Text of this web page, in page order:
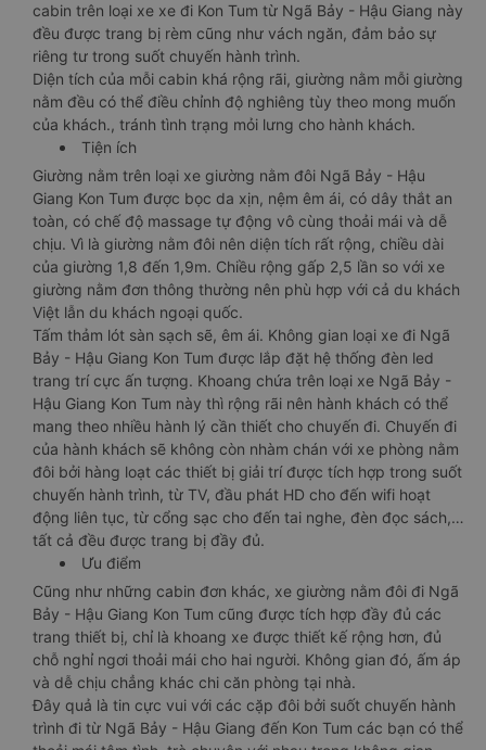
cabin trên loại xe xe đi Kon Tum từ Ngã Bảy - Hậu Giang này
đều được trang bị rèm cũng như vách ngăn, đảm bảo sự
riêng tư trong suốt chuyến hành trình.
Diện tích của mỗi cabin khá rộng rãi, giường nằm mỗi giường
nằm đều có thể điều chỉnh độ nghiêng tùy theo mong muốn
của khách., tránh tình trạng mỏi lưng cho hành khách.
Tiện ích
Giường nằm trên loại xe giường nằm đôi Ngã Bảy - Hậu
Giang Kon Tum được bọc da xịn, nệm êm ái, có dây thắt an
toàn, có chế độ massage tự động vô cùng thoải mái và dễ
chịu. Vì là giường nằm đôi nên diện tích rất rộng, chiều dài
của giường 1,8 đến 1,9m. Chiều rộng gấp 2,5 lần so với xe
giường nằm đơn thông thường nên phù hợp với cả du khách
Việt lẫn du khách ngoại quốc.
Tấm thảm lót sàn sạch sẽ, êm ái. Không gian loại xe đi Ngã
Bảy - Hậu Giang Kon Tum được lắp đặt hệ thống đèn led
trang trí cực ấn tượng. Khoang chứa trên loại xe Ngã Bảy -
Hậu Giang Kon Tum này thì rộng rãi nên hành khách có thể
mang theo nhiều hành lý cần thiết cho chuyến đi. Chuyến đi
của hành khách sẽ không còn nhàm chán với xe phòng nằm
đôi bởi hàng loạt các thiết bị giải trí được tích hợp trong suốt
chuyến hành trình, từ TV, đầu phát HD cho đến wifi hoạt
động liên tục, từ cổng sạc cho đến tai nghe, đèn đọc sách,…
tất cả đều được trang bị đầy đủ.
Ưu điểm
Cũng như những cabin đơn khác, xe giường nằm đôi đi Ngã
Bảy - Hậu Giang Kon Tum cũng được tích hợp đầy đủ các
trang thiết bị, chỉ là khoang xe được thiết kế rộng hơn, đủ
chỗ nghỉ ngơi thoải mái cho hai người. Không gian đó, ấm áp
và dễ chịu chẳng khác chi căn phòng tại nhà.
Đây quả là tin cực vui với các cặp đôi bởi suốt chuyến hành
trình đi từ Ngã Bảy - Hậu Giang đến Kon Tum các bạn có thể